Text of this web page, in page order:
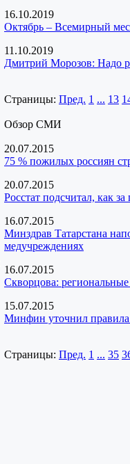
16.10.2019
Октябрь – Всемирный
11.10.2019
Дмитрий Морозов: Надо
Страницы: Пред. 1 ... 13
Обзор СМИ
20.07.2015
75 % пожилых россиян
20.07.2015
Росстат подсчитал, как
16.07.2015
Минздрав Татарстана
медучреждениях
16.07.2015
Скворцова:
15.07.2015
Минфин уточнил правила
Страницы: Пред. 1 ... 35